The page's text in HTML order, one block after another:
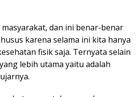
masyarakat, dan ini benar-benar
karena selama ini kita hanya
fisik saja. Ternyata selain
lebih utama yaitu adalah